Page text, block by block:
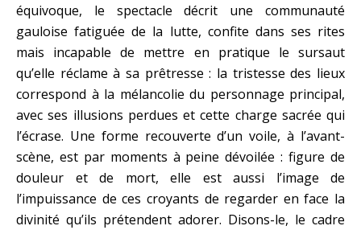
équivoque, le spectacle décrit une communauté
gauloise fatiguée de la lutte, confite dans ses rites
mais incapable de mettre en pratique le sursaut
qu’elle réclame à sa prêtresse : la tristesse des lieux
correspond à la mélancolie du personnage principal,
avec ses illusions perdues et cette charge sacrée qui
l’écrase. Une forme recouverte d’un voile, à l’avant-
scène, est par moments à peine dévoilée : figure de
douleur et de mort, elle est aussi l’image de
l’impuissance de ces croyants de regarder en face la
divinité qu’ils prétendent adorer. Disons-le, le cadre